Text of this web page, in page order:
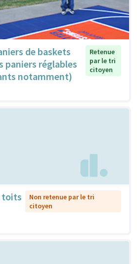
de baskets
paniers réglables
notamment)
Retenue
par le tri
citoyen
toits
Non retenue par le tri
citoyen